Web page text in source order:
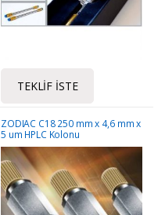
TEKLIF İSTE
ZODIAC C18 250 mm x 4,6 mm x
5 um HPLC Kolonu